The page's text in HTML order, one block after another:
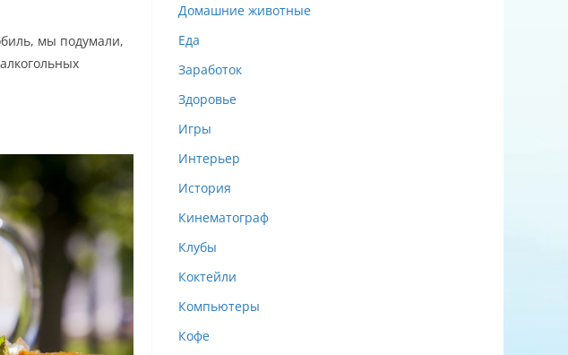
мы подумали,
Домашние животные
Еда
Заработок
Здоровье
Игры
Интерьер
История
Кинематограф
Клубы
Коктейли
Компьютеры
Кофе